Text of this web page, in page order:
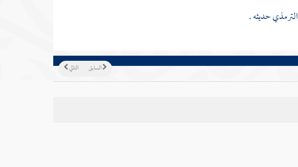
الترمذيحديثه .
التالي السابق